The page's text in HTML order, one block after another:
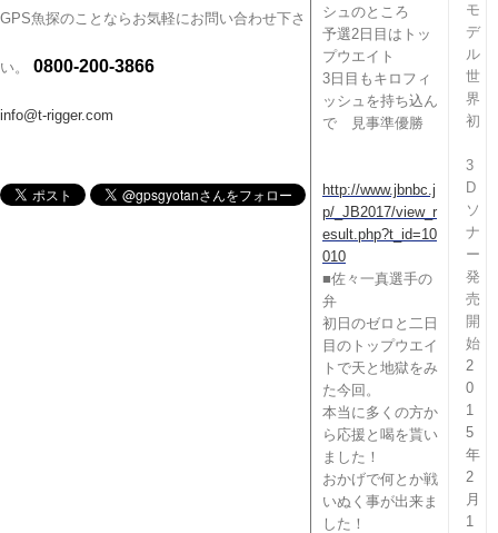
GPS魚探のことならお気軽にお問い合わせ下さ
い。 0800-200-3866
info@t-rigger.com
シュのところ
予選2日目はトッ
プウエイト
3日目もキロフィ
ッシュを持ち込ん
で 見事準優勝
http://www.jbnbc.j
p/_JB2017/view_r
esult.php?t_id=10
010
■佐々一真選手の
弁
初日のゼロと二日
目のトップウエイ
トで天と地獄をみ
た今回。
本当に多くの方か
ら応援と喝を貰い
ました！
おかげで何とか戦
いぬく事が出来ま
した！
モ
デ
ル
世
界
初
3
D
ソ
ナ
ー
発
売
開
始
2
0
1
5
年
2
月
1